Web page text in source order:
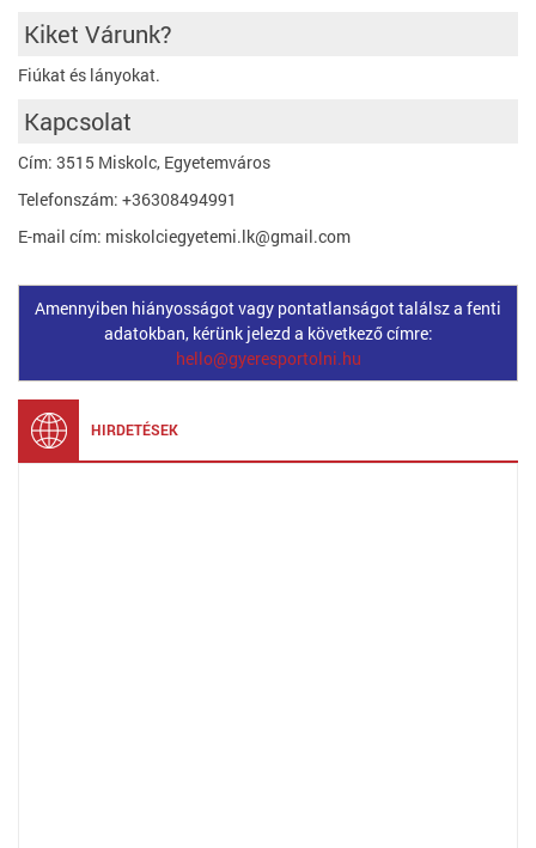
Kiket Várunk?
Fiúkat és lányokat.
Kapcsolat
Cím: 3515 Miskolc, Egyetemváros
Telefonszám: +36308494991
E-mail cím: miskolciegyetemi.lk@gmail.com
Amennyiben hiányosságot vagy pontatlanságot találsz a fenti
adatokban, kérünk jelezd a következő címre:
hello@gyeresportolni.hu
HIRDETÉSEK